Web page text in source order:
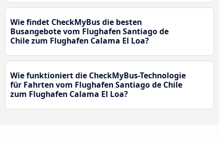
Wie findet CheckMyBus die besten
Busangebote vom Flughafen Santiago de
Chile zum Flughafen Calama El Loa?
Wie funktioniert die CheckMyBus-Technologie
für Fahrten vom Flughafen Santiago de Chile
zum Flughafen Calama El Loa?